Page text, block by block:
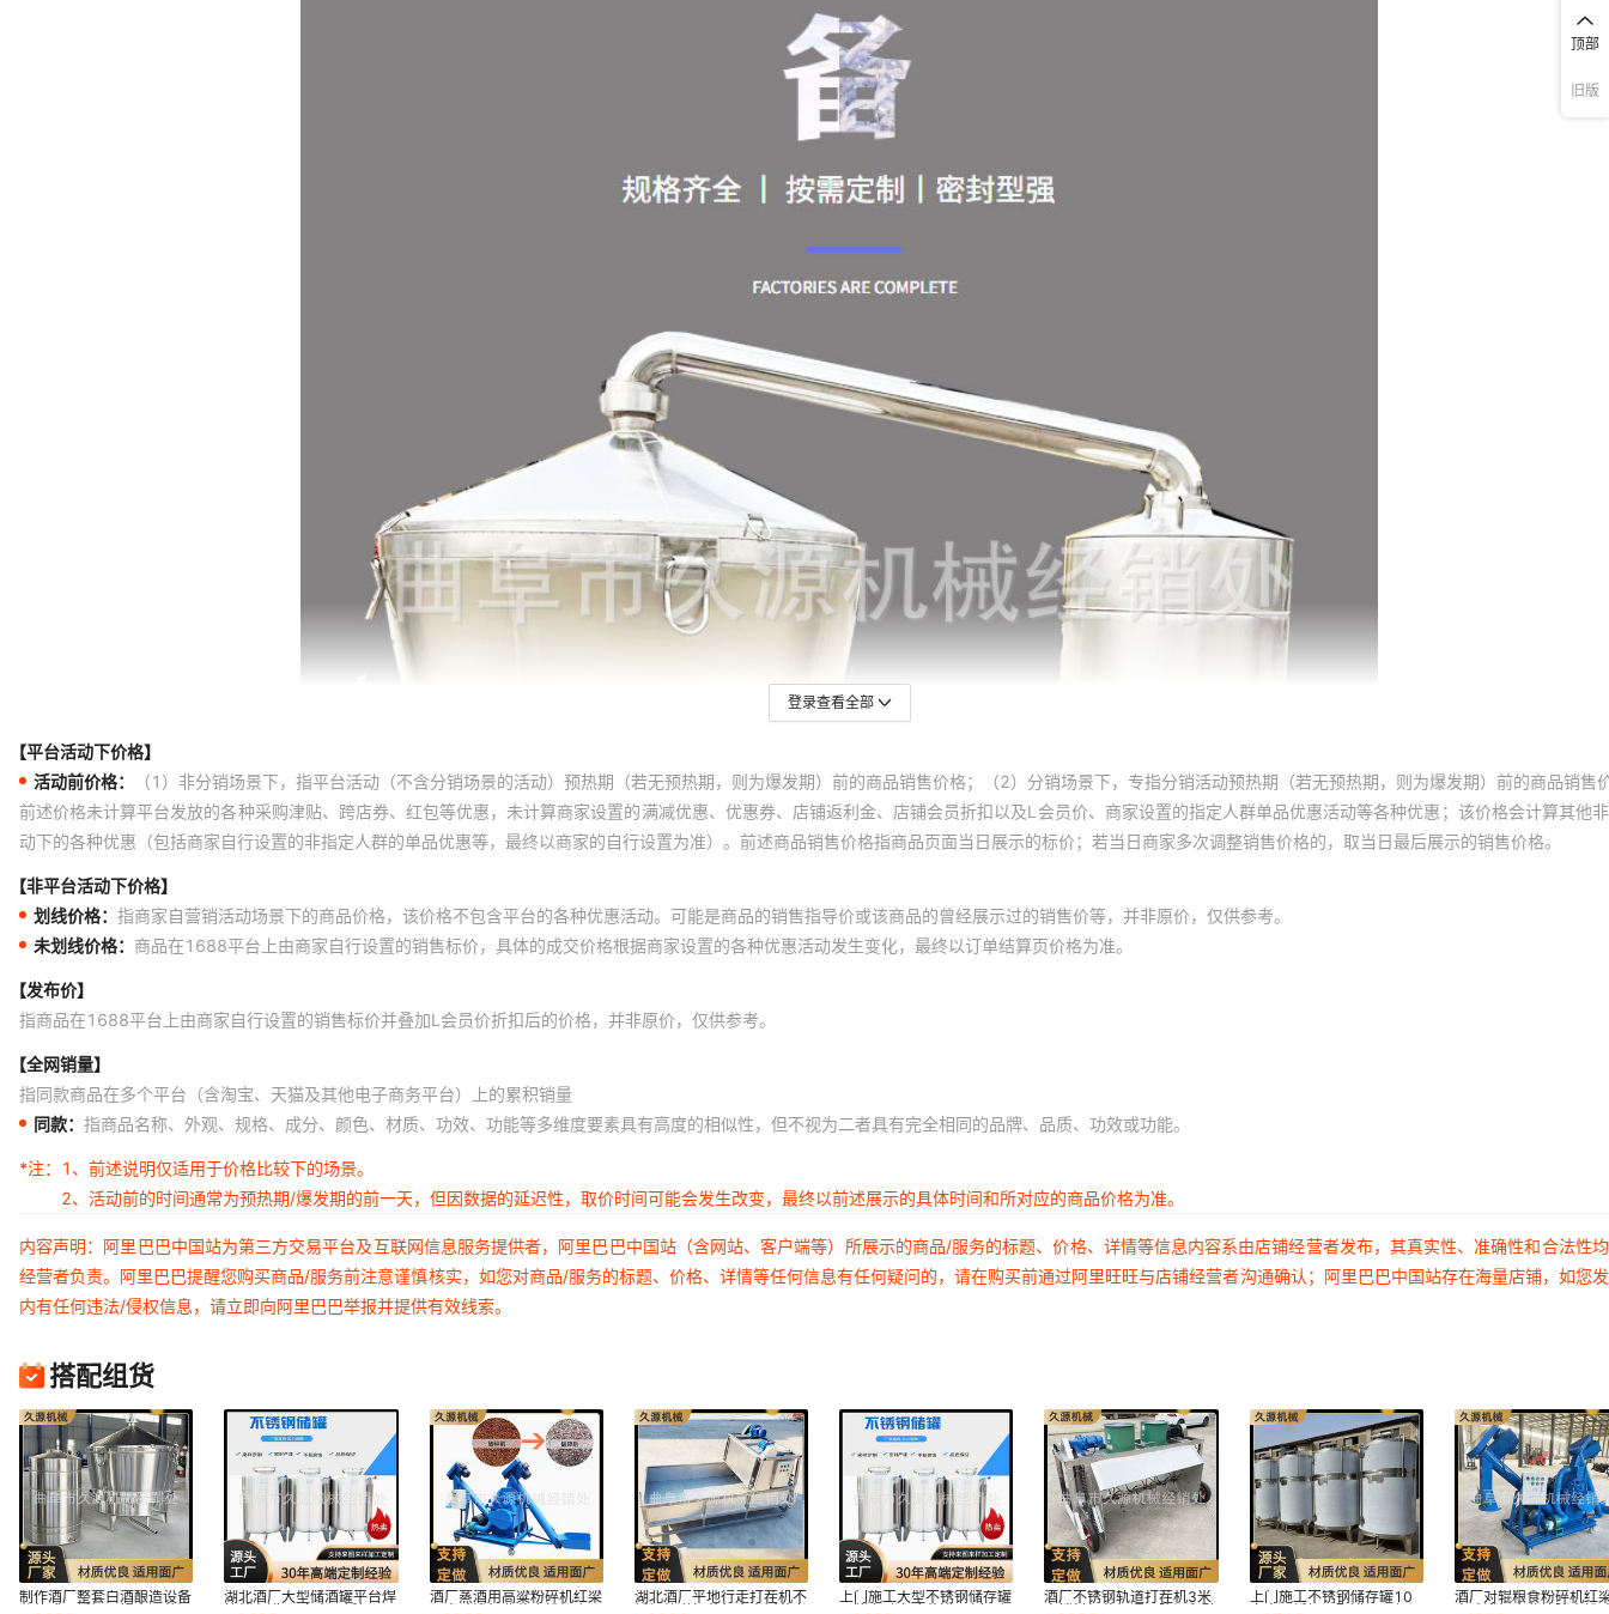
登录查看全部
【平台活动下价格】
活动前价格：
（1）非分销场景下，指平台活动（不含分销场景的活动）预热期（若无预热期，则为爆发期）前的商品销售价格；（2）分销场景下，专指分销活动预热期（若无预热期，则为爆发期）前的商品销售
前述价格未计算平台发放的各种采购津贴、跨店券、红包等优惠，未计算商家设置的满减优惠、优惠券、店铺返利金、店铺会员折扣以及L会员价、商家设置的指定人群单品优惠活动等各种优惠；该价格会计算其他
动下的各种优惠（包括商家自行设置的非指定人群的单品优惠等，最终以商家的自行设置为准）。前述商品销售价格指商品页面当日展示的标价；若当日商家多次调整销售价格的，取当日最后展示的销售价格。
【非平台活动下价格】
划线价格： 指商家自营销活动场景下的商品价格，该价格不包含平台的各种优惠活动。可能是商品的销售指导价或该商品的曾经展示过的销售价等，并非原价，仅供参考。
未划线价格： 商品在1688平台上由商家自行设置的销售标价，具体的成交价格根据商家设置的各种优惠活动发生变化，最终以订单结算页价格为准。
【发布价】
指商品在1688平台上由商家自行设置的销售标价并叠加L会员价折扣后的价格，并非原价，仅供参考。
【全网销量】
指同款商品在多个平台（含淘宝、天猫及其他电子商务平台）上的累积销量
同款： 指商品名称、外观、规格、成分、颜色、材质、功效、功能等多维度要素具有高度的相似性，但不视为二者具有完全相同的品牌、品质、功效或功能。
*注：
1、前述说明仅适用于价格比较下的场景。
2、活动前的时间通常为预热期/爆发期的前一天，但因数据的延迟性，取价时间可能会发生改变，最终以前述展示的具体时间和所对应的商品价格为准。
内容声明：阿里巴巴中国站为第三方交易平台及互联网信息服务提供者，阿里巴巴中国站（含网站、客户端等）所展示的商品/服务的标题、价格、详情等信息内容系由店铺经营者发布，其真实性、准确性和合法性
经营者负责。阿里巴巴提醒您购买商品/服务前注意谨慎核实，如您对商品/服务的标题、价格、详情等任何信息有任何疑问的，请在购买前通过阿里旺旺与店铺经营者沟通确认；阿里巴巴中国站存在海量店铺，如您
内有任何违法/侵权信息，请立即向阿里巴巴举报并提供有效线索。
搭配组货
制作酒厂整套白酒酿造设备
湖北酒厂大型储酒罐平台焊
酒厂蒸酒用高粱粉碎机红梁
湖北酒厂平地行走打茬机不
上门施工大型不锈钢储存罐
酒厂不锈钢轨道打茬机3米
上门施工不锈钢储存罐10
酒厂对辊粮食粉碎机红
顶部
旧版